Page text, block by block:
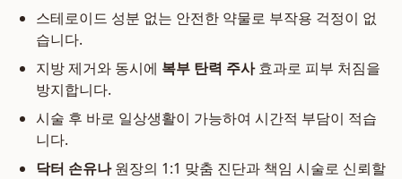
스테로이드 성분 없는 안전한 약물로 부작용 걱정이 없
습니다.
지방 제거와 동시에 복부 탄력 주사효과로 피부 처짐을
방지합니다.
시술 후 바로 일상생활이 가능하여 시간적 부담이 적습
니다.
닥터 손유나원장의 1:1 맞춤 진단과 책임 시술로 신뢰할